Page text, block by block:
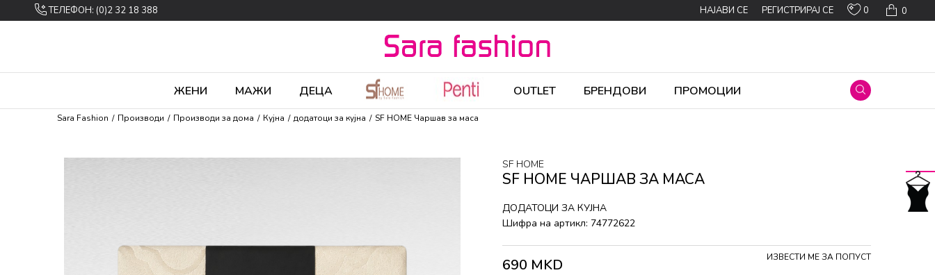
ТЕЛЕФОН: (0)2 32 18 388 0
0
НАЈАВИ СЕ РЕГИСТРИРАЈ СЕ
ЖЕНИ МАЖИ ДЕЦА OUTLET БРЕНДОВИ ПРОМОЦИИ
Sara Fashion Производи Производи за дома Кујна додатоци за кујна SF HOME Чаршав за маса
SF HOME
SF HOME ЧАРШАВ ЗА МАСА
ДОДАТОЦИ ЗА КУЈНА
Шифра на артикл: 74772622
690 MKD ИЗВЕСТИ МЕ ЗА ПОПУСТ